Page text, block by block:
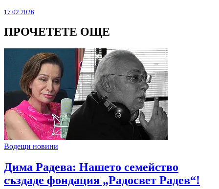
17.02.2026
ПРОЧЕТЕТЕ ОЩЕ
Водещи новини
Дима Радева: Нашето семейство
създаде фондация „Радосвет Радев“!